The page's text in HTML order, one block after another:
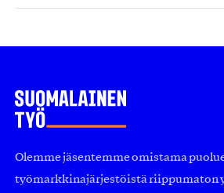
Olemme jäsentemme omistama
työmarkkinajärjestöistä riippumaton